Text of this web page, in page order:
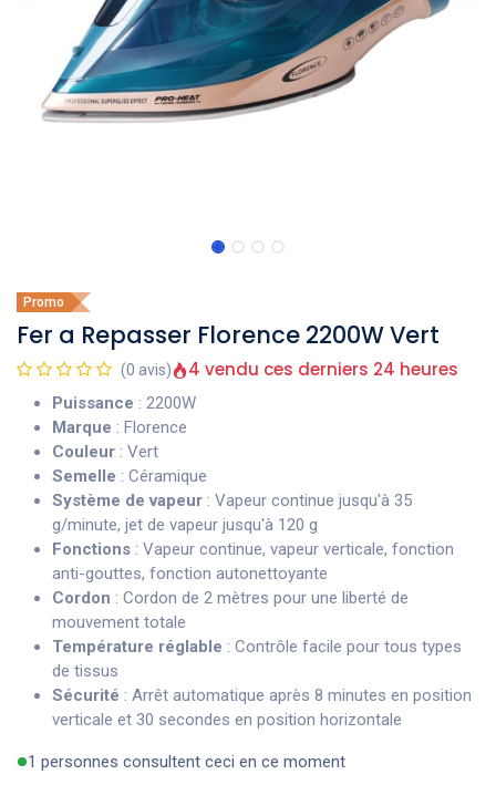
Promo
Fer a Repasser Florence 2200W Vert
(0 avis) 4 vendu ces derniers 24 heures
Puissance : 2200W
Marque : Florence
Couleur : Vert
Semelle : Céramique
Système de vapeur : Vapeur continue jusqu'à 35
g/minute, jet de vapeur jusqu'à 120 g
Fonctions : Vapeur continue, vapeur verticale, fonction
anti-gouttes, fonction autonettoyante
Cordon : Cordon de 2 mètres pour une liberté de
mouvement totale
Température réglable : Contrôle facile pour tous types
de tissus
Sécurité : Arrêt automatique après 8 minutes en position
verticale et 30 secondes en position horizontale
1 personnes consultent ceci en ce moment